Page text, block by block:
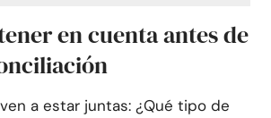
en cuenta antes de
a estar juntas: ¿Qué tipo de